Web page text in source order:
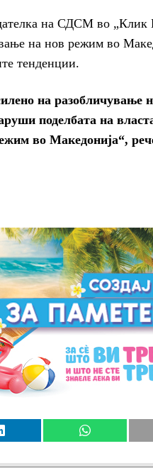
на СДСМ во „Клик
на нов режим во
тенденции.
на разобличување
поделбата на
во Македонија“,